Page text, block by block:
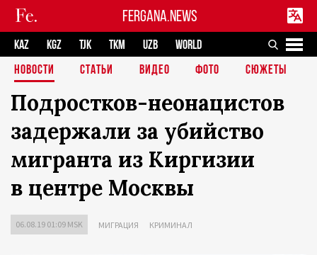
FERGANA.NEWS
KAZ KGZ TJK TKM UZB
WORLD
НОВОСТИ
СТАТЬИ ВИДЕО ФОТО СЮЖЕТЫ
Подростков-неонацистов
задержали за убийство
мигранта из Киргизии
в центре Москвы
06.08.19 01:09 MSK МИГРАЦИЯ КРИМИНАЛ